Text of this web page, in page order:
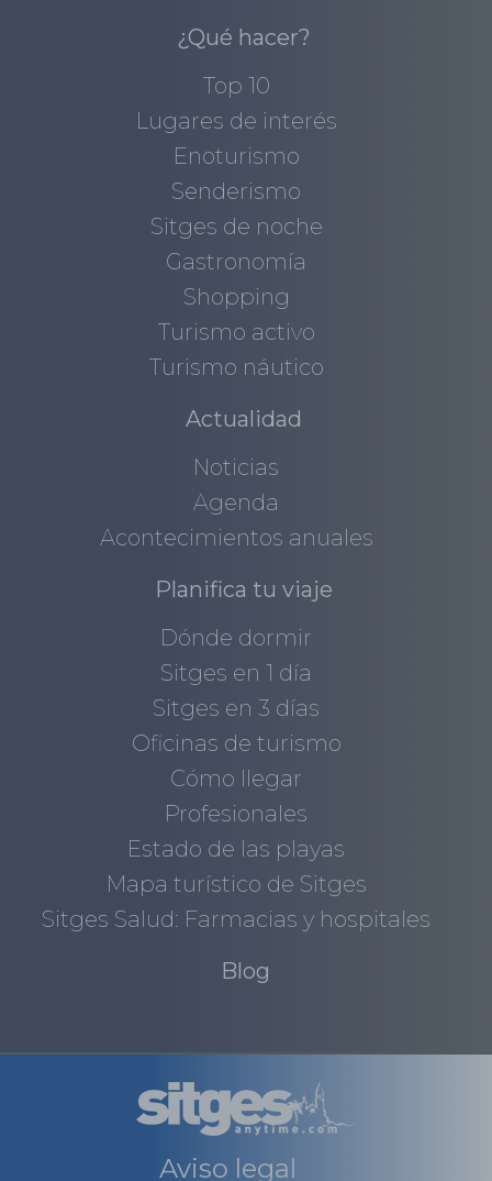
¿Qué hacer?
Top 10
Lugares de interés
Enoturismo
Senderismo
Sitges de noche
Gastronomía
Shopping
Turismo activo
Turismo náutico
Actualidad
Noticias
Agenda
Acontecimientos anuales
Planifica tu viaje
Dónde dormir
Sitges en 1 día
Sitges en 3 días
Oficinas de turismo
Cómo llegar
Profesionales
Estado de las playas
Mapa turístico de Sitges
Sitges Salud: Farmacias y hospitales
Blog
Aviso legal